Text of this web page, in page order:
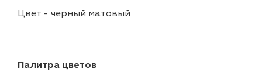
Цвет - черный матовый
Палитра цветов